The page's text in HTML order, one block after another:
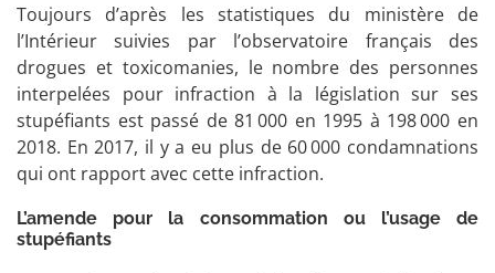
Toujours d’après les statistiques du ministère de
l’Intérieur suivies par l’observatoire français des
drogues et toxicomanies, le nombre des personnes
interpelées pour infraction à la législation sur ses
stupéfiants est passé de 81 000 en 1995 à 198 000 en
2018. En 2017, il y a eu plus de 60 000 condamnations
qui ont rapport avec cette infraction.
L’amende pour la consommation ou l’usage de
stupéfiants